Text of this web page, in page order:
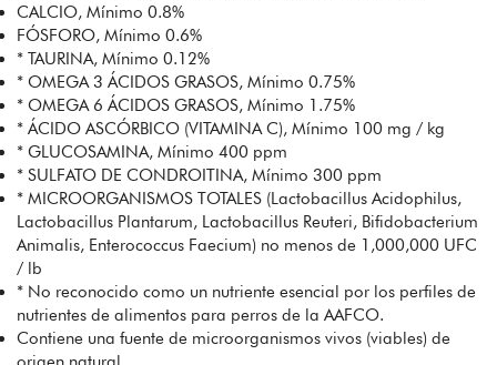
CALCIO, Mínimo 0.8%
FÓSFORO, Mínimo 0.6%
* TAURINA, Mínimo 0.12%
* OMEGA 3 ÁCIDOS GRASOS, Mínimo 0.75%
* OMEGA 6 ÁCIDOS GRASOS, Mínimo 1.75%
* ÁCIDO ASCÓRBICO (VITAMINA C), Mínimo 100 mg / kg
* GLUCOSAMINA, Mínimo 400 ppm
* SULFATO DE CONDROITINA, Mínimo 300 ppm
* MICROORGANISMOS TOTALES (Lactobacillus Acidophilus,
Lactobacillus Plantarum, Lactobacillus Reuteri, Bifidobacterium
Animalis, Enterococcus Faecium) no menos de 1,000,000 UFC
/ lb
* No reconocido como un nutriente esencial por los perfiles de
nutrientes de alimentos para perros de la AAFCO.
Contiene una fuente de microorganismos vivos (viables) de